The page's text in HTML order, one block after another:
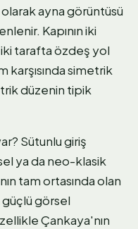
olarak ayna görüntüsü
Kapının iki
iki tarafta özdeş yol
karşısında simetrik
düzenin tipik
Sütunlu giriş
ya da neo-klasik
tam ortasında olan
görsel
Çankaya'nın